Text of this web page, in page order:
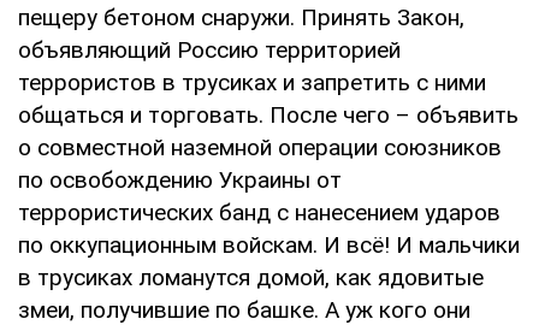
пещеру бетоном снаружи. Принять Закон,
объявляющий Россию территорией
террористов в трусиках и запретить с ними
общаться и торговать. После чего – объявить
о совместной наземной операции союзников
по освобождению Украины от
террористических банд с нанесением ударов
по оккупационным войскам. И всё! И мальчики
в трусиках ломанутся домой, как ядовитые
змеи, получившие по башке. А уж кого они